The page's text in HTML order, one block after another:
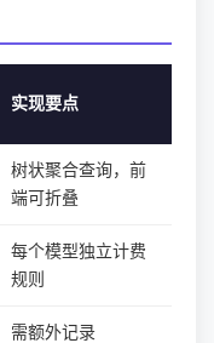
实现要点
树状聚合查询，前
端可折叠
每个模型独立计费
规则
需额外记录